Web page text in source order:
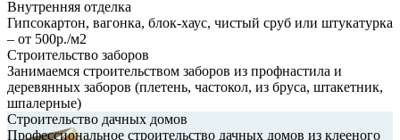
Внутренняя отделка
Гипсокартон, вагонка, блок-хаус, чистый сруб или штукатурка
– от 500р./м2
Строительство заборов
Занимаемся строительством заборов из профнастила и
деревянных заборов (плетень, частокол, из бруса, штакетник,
шпалерные)
Строительство дачных домов
Профессиональное строительство дачных домов из клееного